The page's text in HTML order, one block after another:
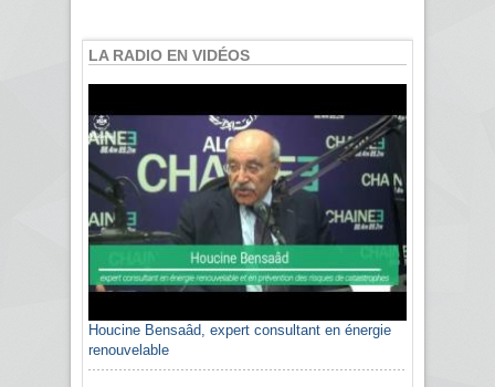
LA RADIO EN VIDÉOS
Houcine Bensaâd, expert consultant en énergie
renouvelable